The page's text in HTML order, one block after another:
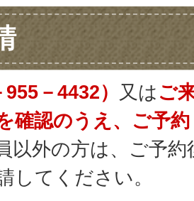
－4432） 又はご
確認のうえ、ご予
以外の方は、ご予
してください。